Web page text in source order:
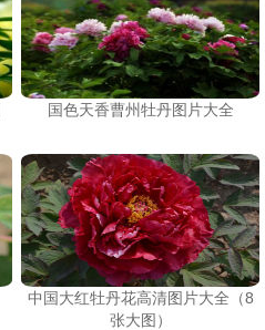
国色天香曹州牡丹图片大全
中国大红牡丹花高清图片大全（8
张大图）